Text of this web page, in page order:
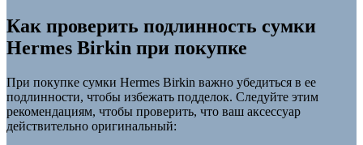
Как проверить подлинность сумки
Hermes Birkin при покупке
При покупке сумки Hermes Birkin важно убедиться в ее
подлинности, чтобы избежать подделок. Следуйте этим
рекомендациям, чтобы проверить, что ваш аксессуар
действительно оригинальный: